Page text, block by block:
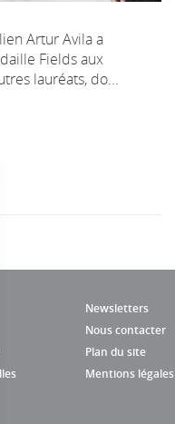
Artur Avila a
Fields aux
lauréats, do...
Newsletters
Nous contacter
Plan du site
Mentions légales